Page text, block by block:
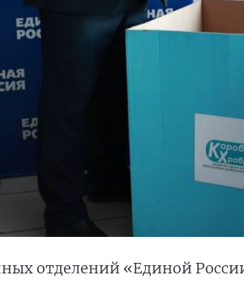
отделений «Единой